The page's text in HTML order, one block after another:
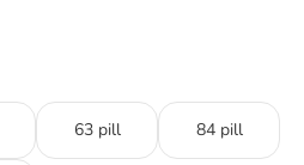
63 pill 84 pill